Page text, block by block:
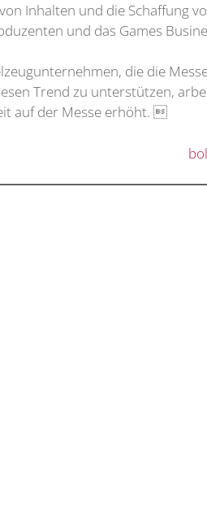
Inhalten und die Schaffung
und das Games
die die
Trend zu unterstützen,
auf der Messe erhöht. 